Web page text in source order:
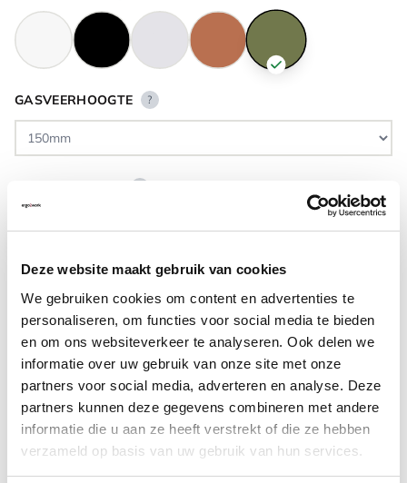
Deze website maakt gebruik van cookies
We gebruiken cookies om content en advertenties te
personaliseren, om functies voor social media te bieden
en om ons websiteverkeer te analyseren. Ook delen we
informatie over uw gebruik van onze site met onze
partners voor social media, adverteren en analyse. Deze
partners kunnen deze gegevens combineren met andere
informatie die u aan ze heeft verstrekt of die ze hebben
verzameld op basis van uw gebruik van hun services.
GASVEERHOOGTE ?
VOETENRING ?
VOETENSTER IN GEPOLIJST ALUMINIUM ?